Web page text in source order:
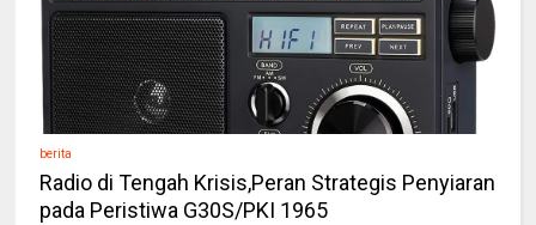
berita
Radio di Tengah Krisis,Peran Strategis Penyiaran
pada Peristiwa G30S/PKI 1965